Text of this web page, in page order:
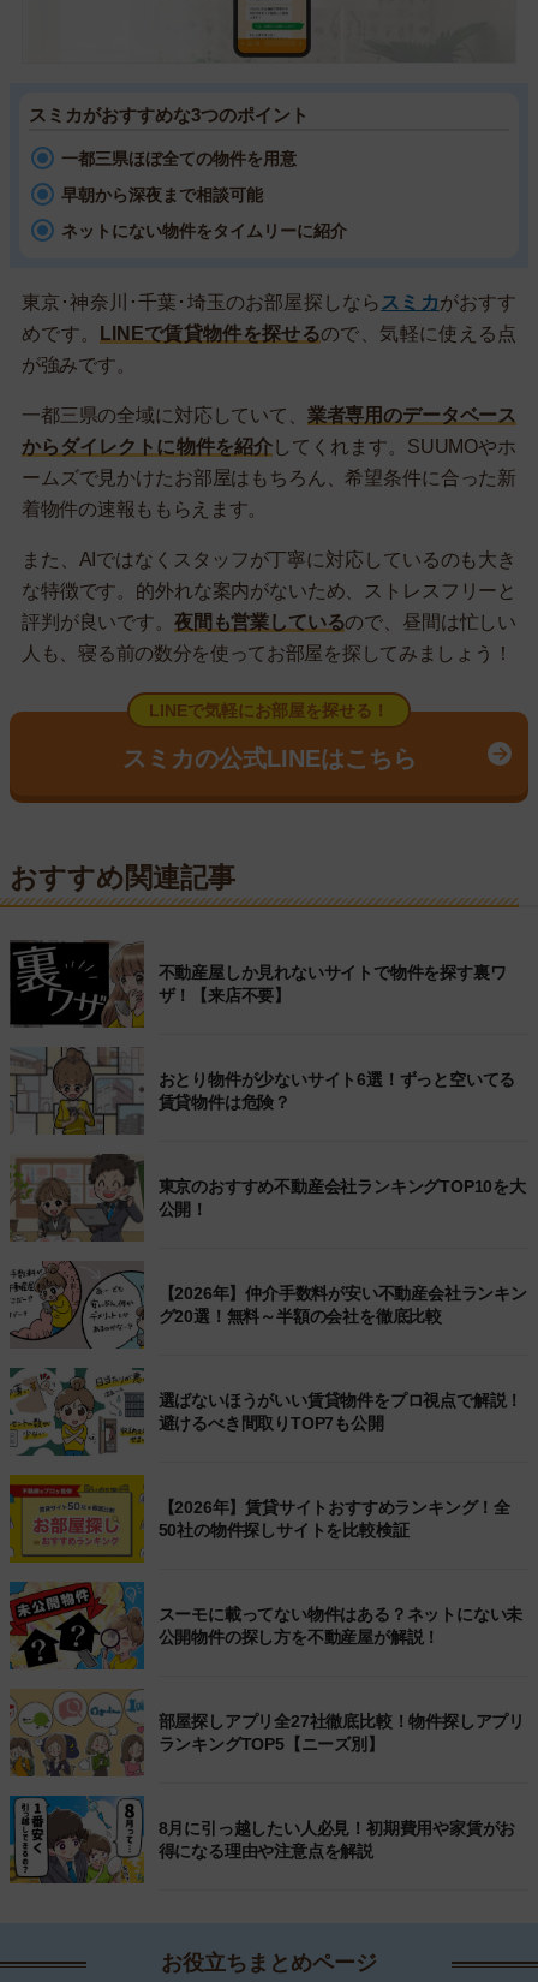
スミカがおすすめな3つのポイント
一都三県ほぼ全ての物件を用意
早朝から深夜まで相談可能
ネットにない物件をタイムリーに紹介
東京･神奈川･千葉･埼玉のお部屋探しなら スミカがおすす
めです。
LINEで賃貸物件を探せるので、気軽に使える点
が強みです。
一都三県の全域に対応していて、 業者専用のデータベース
からダイレクトに物件を紹介してくれます。SUUMOやホ
ームズで見かけたお部屋はもちろん、希望条件に合った新
着物件の速報ももらえます。
また、AIではなくスタッフが丁寧に対応しているのも大き
な特徴です。的外れな案内がないため、ストレスフリーと
評判が良いです。 夜間も営業しているので、昼間は忙しい
人も、寝る前の数分を使ってお部屋を探してみましょう！
LINEで気軽にお部屋を探せる！
スミカの公式LINEはこちら
おすすめ関連記事
不動産屋しか見れないサイトで物件を探す裏ワ
ザ！【来店不要】
おとり物件が少ないサイト6選！ずっと空いてる
賃貸物件は危険？
東京のおすすめ不動産会社ランキングTOP10を大
公開！
【2026年】仲介手数料が安い不動産会社ランキン
グ20選！無料～半額の会社を徹底比較
選ばないほうがいい賃貸物件をプロ視点で解説！
避けるべき間取りTOP7も公開
【2026年】賃貸サイトおすすめランキング！全
50社の物件探しサイトを比較検証
スーモに載ってない物件はある？ネットにない未
公開物件の探し方を不動産屋が解説！
部屋探しアプリ全27社徹底比較！物件探しアプリ
ランキングTOP5【ニーズ別】
8月に引っ越したい人必見！初期費用や家賃がお
得になる理由や注意点を解説
お役立ちまとめページ